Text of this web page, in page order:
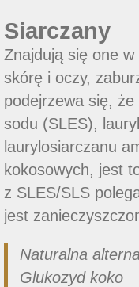
Siarczany
Znajdują się one
skórę i oczy,
podejrzewa się,
sodu (SLES),
laurylosiarczanu
kokosowych, jest
z SLES/SLS
jest
Naturalna
Glukozyd koko